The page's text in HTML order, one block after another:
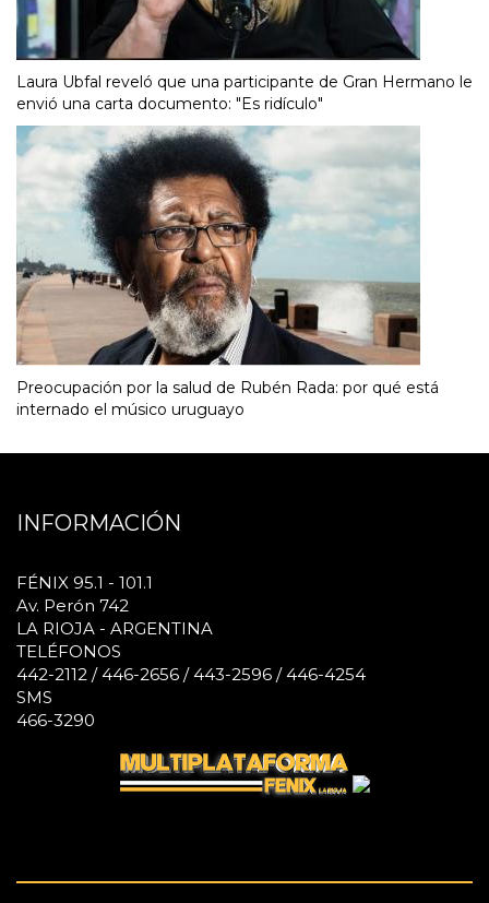
Laura Ubfal reveló que una participante de Gran Hermano le
envió una carta documento: "Es ridículo"
Preocupación por la salud de Rubén Rada: por qué está
internado el músico uruguayo
INFORMACIÓN
FÉNIX 95.1 - 101.1
Av. Perón 742
LA RIOJA - ARGENTINA
TELÉFONOS
442-2112 / 446-2656 / 443-2596 / 446-4254
SMS
466-3290